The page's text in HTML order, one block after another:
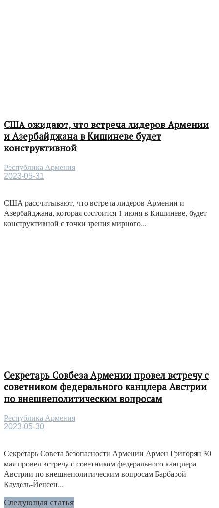
США ожидают, что встреча лидеров Армении
и Азербайджана в Кишиневе будет
конструктивной
Республика Армения
2023-05-31
США рассчитывают, что встреча лидеров Армении и
Азербайджана, которая состоится 1 июня в Кишиневе, будет
конструктивной с точки зрения мирного...
Секретарь Совбеза Армении провел встречу с
советником федерального канцлера Австрии
по внешнеполитическим вопросам
Республика Армения
2023-05-30
Секретарь Совета безопасности Армении Армен Григорян 30
мая провел встречу с советником федерального канцлера
Австрии по внешнеполитическим вопросам Барбарой
Каудель-Йенсен...
Следующая статья